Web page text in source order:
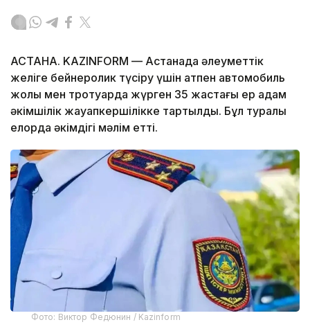
АСТАНА. KAZINFORM — Астанада әлеуметтік
желіге бейнеролик түсіру үшін атпен автомобиль
жолы мен тротуарда жүрген 35 жастағы ер адам
әкімшілік жауапкершілікке тартылды. Бұл туралы
елорда әкімдігі мәлім етті.
Фото: Виктор Федюнин / Kazinform